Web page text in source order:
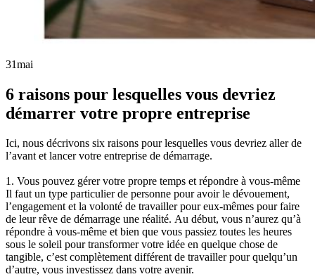
31mai
6 raisons pour lesquelles vous devriez
démarrer votre propre entreprise
Ici, nous décrivons six raisons pour lesquelles vous devriez aller de
l’avant et lancer votre entreprise de démarrage.
1. Vous pouvez gérer votre propre temps et répondre à vous-même
Il faut un type particulier de personne pour avoir le dévouement,
l’engagement et la volonté de travailler pour eux-mêmes pour faire
de leur rêve de démarrage une réalité. Au début, vous n’aurez qu’à
répondre à vous-même et bien que vous passiez toutes les heures
sous le soleil pour transformer votre idée en quelque chose de
tangible, c’est complètement différent de travailler pour quelqu’un
d’autre, vous investissez dans votre avenir.